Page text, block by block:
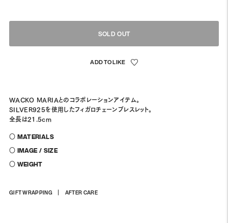
格
SOLD OUT
WACKO MARIAとのコラボレーションアイテム。
SILVER925を使用したフィガロチェーンブレスレット。
全長は21.5cm
〇 MATERIALS
〇 IMAGE / SIZE
〇 WEIGHT
GIFT WRAPPING AFTER CARE
商